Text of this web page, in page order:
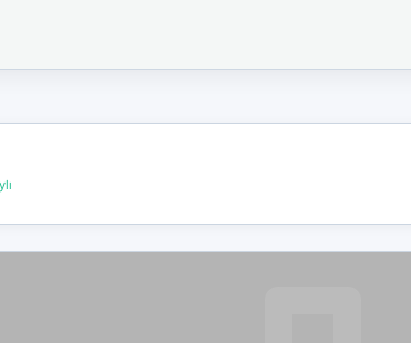
bağlantınız